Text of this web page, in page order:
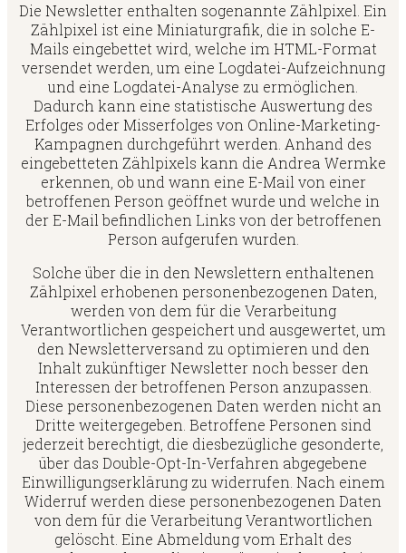
Die Newsletter enthalten sogenannte Zählpixel. Ein
Zählpixel ist eine Miniaturgrafik, die in solche E-
Mails eingebettet wird, welche im HTML-Format
versendet werden, um eine Logdatei-Aufzeichnung
und eine Logdatei-Analyse zu ermöglichen.
Dadurch kann eine statistische Auswertung des
Erfolges oder Misserfolges von Online-Marketing-
Kampagnen durchgeführt werden. Anhand des
eingebetteten Zählpixels kann die Andrea Wermke
erkennen, ob und wann eine E-Mail von einer
betroffenen Person geöffnet wurde und welche in
der E-Mail befindlichen Links von der betroffenen
Person aufgerufen wurden.
Solche über die in den Newslettern enthaltenen
Zählpixel erhobenen personenbezogenen Daten,
werden von dem für die Verarbeitung
Verantwortlichen gespeichert und ausgewertet, um
den Newsletterversand zu optimieren und den
Inhalt zukünftiger Newsletter noch besser den
Interessen der betroffenen Person anzupassen.
Diese personenbezogenen Daten werden nicht an
Dritte weitergegeben. Betroffene Personen sind
jederzeit berechtigt, die diesbezügliche gesonderte,
über das Double-Opt-In-Verfahren abgegebene
Einwilligungserklärung zu widerrufen. Nach einem
Widerruf werden diese personenbezogenen Daten
von dem für die Verarbeitung Verantwortlichen
gelöscht. Eine Abmeldung vom Erhalt des